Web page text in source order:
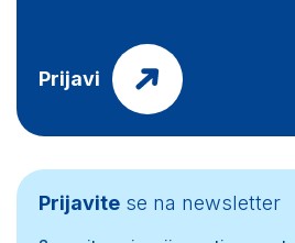
Prijavi
Prijavite se na newsletter